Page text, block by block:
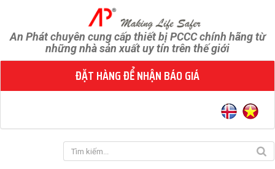
An Phát chuyên cung cấp thiết bị PCCC chính hãng từ
những nhà sản xuất uy tín trên thế giới
ĐẶT HÀNG ĐỂ NHẬN BÁO GIÁ